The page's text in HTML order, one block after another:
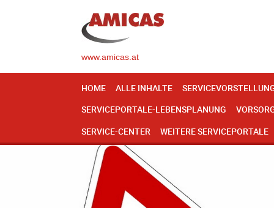
www.amicas.at
HOME ALLE INHALTE
SERVICEPORTALE-LEBENSPLANUNG
SERVICE-CENTER
WEITERE SERVICEPORTALE